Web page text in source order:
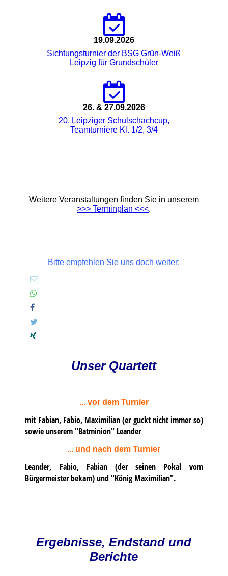
19.09.2026
Sichtungsturnier der BSG Grün-Weiß
Leipzig für Grundschüler
26. & 27.09.2026
20. Leipziger Schulschachcup,
Teamturniere Kl. 1/2, 3/4
Weitere Veranstaltungen finden Sie in unserem
>>> Terminplan <<<.
Bitte empfehlen Sie uns doch weiter:
Unser Quartett
... vor dem Turnier
mit Fabian, Fabio, Maximilian (er guckt nicht immer so)
sowie unserem "Batminion" Leander
... und nach dem Turnier
Leander, Fabio, Fabian (der seinen Pokal vom
Bürgermeister bekam) und "König Maximilian".
Ergebnisse, Endstand und
Berichte